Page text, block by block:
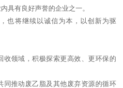
具有良好声誉的企业之一。
也将继续以诚信为本，以创新为驱
收领域，积极探索更高效、更环保的
同推动废乙脂及其他废弃资源的循环